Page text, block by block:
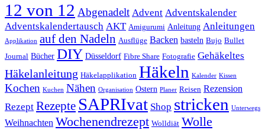
12 von 12 Abgenadelt Advent Adventskalender
Adventskalendertausch AKT Amigurumi Anleitung Anleitungen
Applikation auf den Nadeln Ausflüge Backen basteln Bujo Bullet
Journal Bücher DIY Düsseldorf Fibre Share Fotografie Gehäkeltes
Häkelanleitung Häkelapplikation Häkeln Kalender Kissen
Kochen Kuchen Nähen Organisation Ostern Planer Reisen Rezension
Rezept Rezepte SAPRIvat Shop stricken Unterwegs
Weihnachten Wochenendrezept Wolldiät Wolle